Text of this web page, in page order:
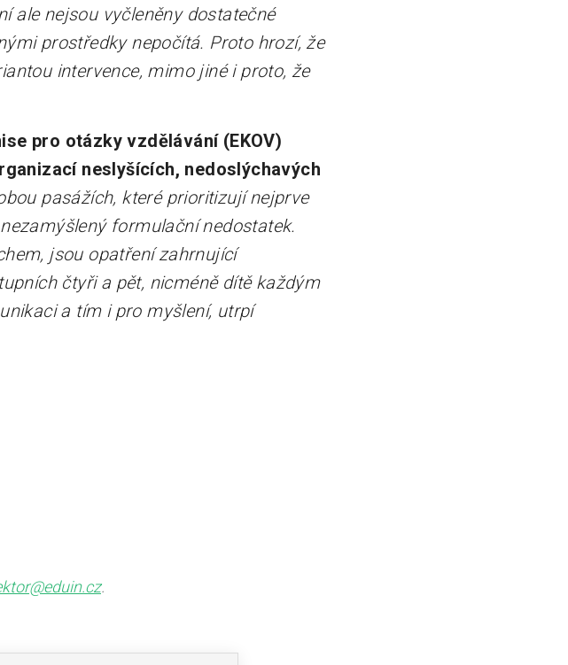
ale nejsou vyčleněny dostatečné
prostředky nepočítá. Proto hrozí, že
intervence, mimo jiné i proto, že
pro otázky vzdělávání (EKOV)
neslyšících, nedoslýchavých
pasážích, které prioritizují nejprve
formulační nedostatek.
jsou opatření zahrnující
čtyři a pět, nicméně dítě každým
a tím i pro myšlení, utrpí
.